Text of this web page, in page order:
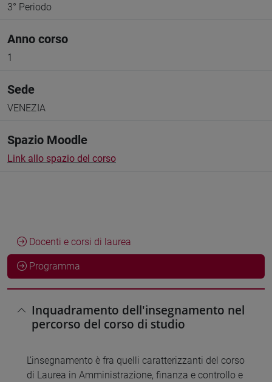
3° Periodo
Anno corso
1
Sede
VENEZIA
Spazio Moodle
Link allo spazio del corso
Docenti e corsi di laurea
Programma
Inquadramento dell'insegnamento nel
percorso del corso di studio
L’insegnamento è fra quelli caratterizzanti del corso
di Laurea in Amministrazione, finanza e controllo e